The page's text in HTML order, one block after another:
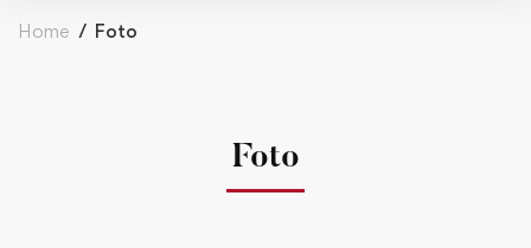
Home Foto
Foto